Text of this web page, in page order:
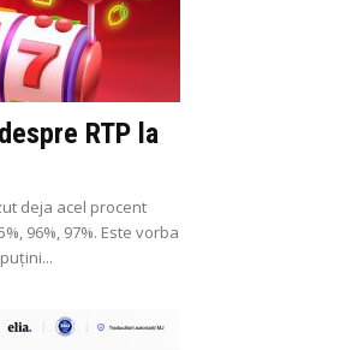
RTP la
deja acel procent
96%, 97%. Este vorba